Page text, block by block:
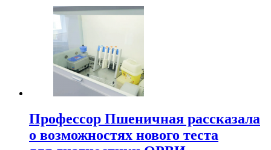
Профессор Пшеничная рассказала
о возможностях нового теста